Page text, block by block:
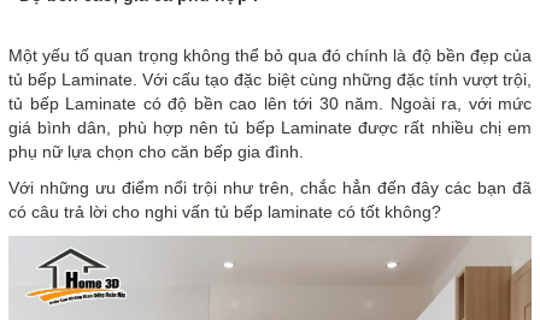
Một yếu tố quan trọng không thể bỏ qua đó chính là độ bền đẹp của
tủ bếp Laminate. Với cấu tạo đặc biệt cùng những đặc tính vượt trội,
tủ bếp Laminate có độ bền cao lên tới 30 năm. Ngoài ra, với mức
giá bình dân, phù hợp nên tủ bếp Laminate được rất nhiều chị em
phụ nữ lựa chọn cho căn bếp gia đình.
Với những ưu điểm nổi trội như trên, chắc hẳn đến đây các bạn đã
có câu trả lời cho nghi vấn tủ bếp laminate có tốt không?